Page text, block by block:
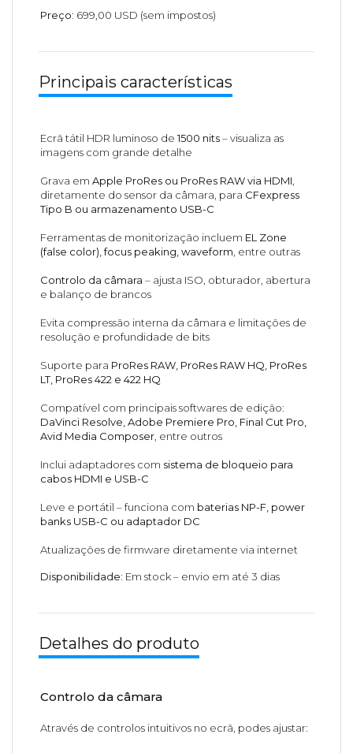
Preço: 699,00 USD (sem impostos)
Principais características
Ecrã tátil HDR luminoso de1500 nits– visualiza as
imagens com grande detalhe
Grava emApple ProRes ou ProRes RAW via HDMI
diretamente do sensor da câmara, para CFexpress
Tipo B ou armazenamento USB-C
Ferramentas de monitorização incluem EL Zone
(false color), focus peaking, waveform , entre outras
Controlo da câmara – ajusta ISO, obturador, abertura
e balanço de brancos
Evita compressão interna da câmara e limitações de
resolução e profundidade de bits
Suporte para ProRes RAW, ProRes RAW HQ, ProRes
LT, ProRes 422 e 422 HQ
Compatível com principais softwares de edição:
DaVinci Resolve, Adobe Premiere Pro, Final Cut Pro,
Avid Media Composer , entre outros
Inclui adaptadores com sistema de bloqueio para
cabos HDMI e USB-C
Leve e portátil – funciona com baterias NP-F, power
banks USB-C ou adaptador DC
Atualizações de firmware diretamente via internet
Disponibilidade: Em stock – envio em até 3 dias
Detalhes do produto
Controlo da câmara
Através de controlos intuitivos no ecrã, podes ajustar: